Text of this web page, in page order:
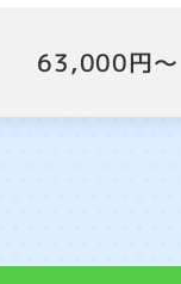
63,000円～